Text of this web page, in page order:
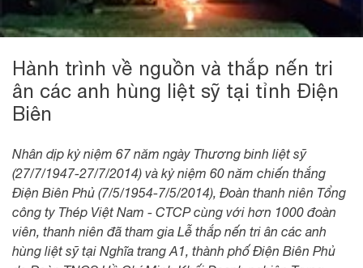
Hành trình về nguồn và thắp nến tri
ân các anh hùng liệt sỹ tại tỉnh Điện
Biên
Nhân dịp kỷ niệm 67 năm ngày Thương binh liệt sỹ
(27/7/1947-27/7/2014) và kỷ niệm 60 năm chiến thắng
Điện Biên Phủ (7/5/1954-7/5/2014), Đoàn thanh niên Tổng
công ty Thép Việt Nam - CTCP cùng với hơn 1000 đoàn
viên, thanh niên đã tham gia Lễ thắp nến tri ân các anh
hùng liệt sỹ tại Nghĩa trang A1, thành phố Điện Biên Phủ